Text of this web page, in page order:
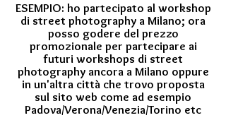
ESEMPIO: ho partecipato al workshop
di street photography a Milano; ora
posso godere del prezzo
promozionale per partecipare ai
futuri workshops di street
photography ancora a Milano oppure
in un'altra città che trovo proposta
sul sito web come ad esempio
Padova/Verona/Venezia/Torino etc